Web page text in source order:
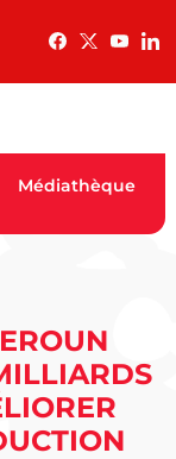
Médiathèque